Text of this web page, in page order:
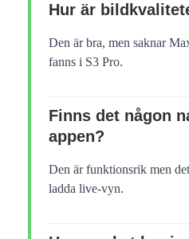
Hur är
Den är bra, men saknar
fanns i S3 Pro.
Finns det någon
appen?
Den är funktionsrik men
ladda live-vyn.